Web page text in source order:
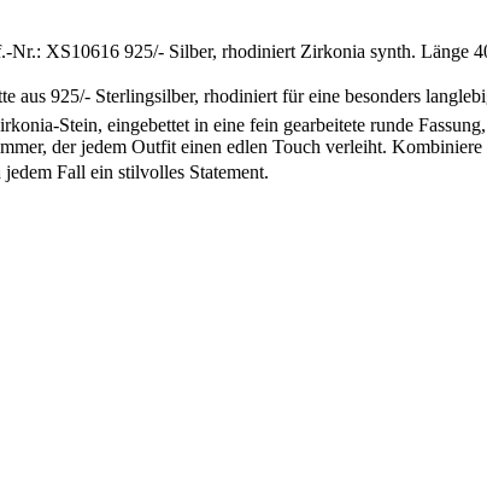
Nr.: XS10616 925/- Silber, rhodiniert Zirkonia synth. Länge
aus 925/- Sterlingsilber, rhodiniert für eine besonders
Stein, eingebettet in eine fein gearbeitete runde
der jedem Outfit einen edlen Touch verleiht.
Fall ein stilvolles Statement.